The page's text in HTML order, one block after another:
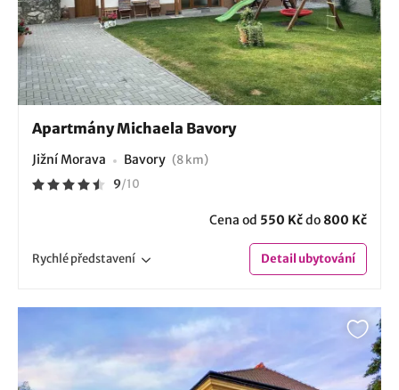
Apartmány Michaela Bavory
Jižní Morava Bavory (8 km)
9/10
Cena od 550 Kčdo 800 Kč
Rychlépředstavení Detailubytování